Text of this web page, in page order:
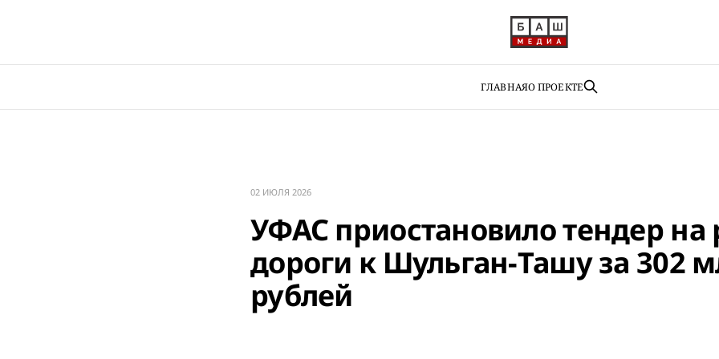
ГЛАВНАЯО ПРОЕКТЕ
02 ИЮЛЯ 2026
УФАС приостановило тендер на
дороги к Шульган-Ташу за 302
рублей